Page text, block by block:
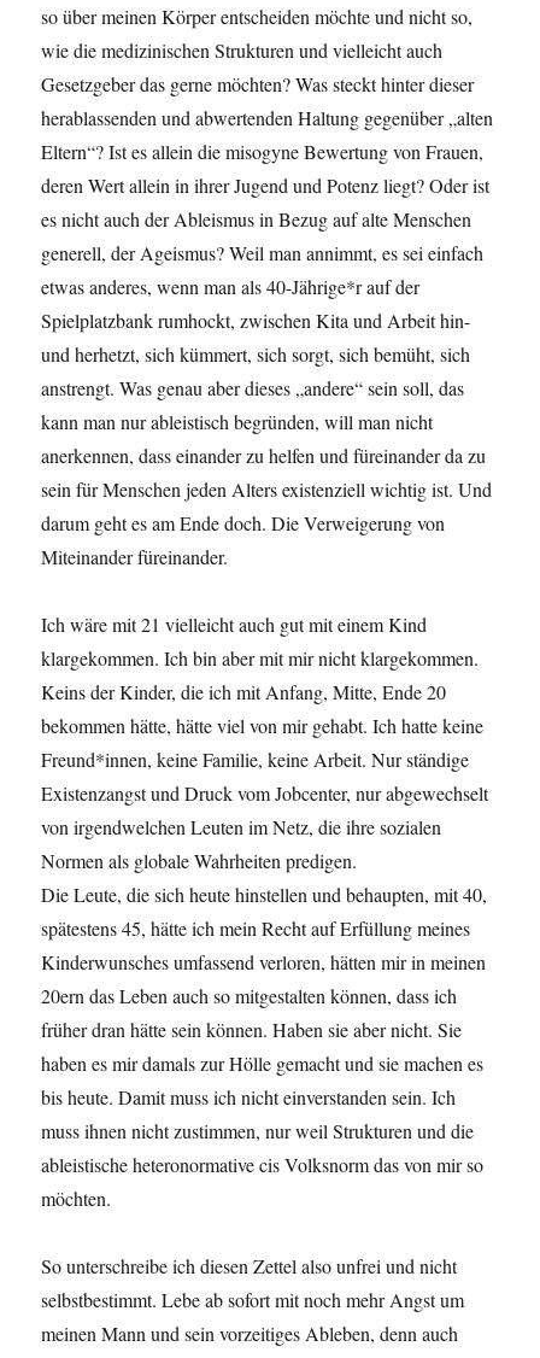
so über meinen Körper entscheiden möchte und nicht so,
wie die medizinischen Strukturen und vielleicht auch
Gesetzgeber das gerne möchten? Was steckt hinter dieser
herablassenden und abwertenden Haltung gegenüber „alten
Eltern“? Ist es allein die misogyne Bewertung von Frauen,
deren Wert allein in ihrer Jugend und Potenz liegt? Oder ist
es nicht auch der Ableismus in Bezug auf alte Menschen
generell, der Ageismus? Weil man annimmt, es sei einfach
etwas anderes, wenn man als 40-Jährige*r auf der
Spielplatzbank rumhockt, zwischen Kita und Arbeit hin-
und herhetzt, sich kümmert, sich sorgt, sich bemüht, sich
anstrengt. Was genau aber dieses „andere“ sein soll, das
kann man nur ableistisch begründen, will man nicht
anerkennen, dass einander zu helfen und füreinander da zu
sein für Menschen jeden Alters existenziell wichtig ist. Und
darum geht es am Ende doch. Die Verweigerung von
Miteinander füreinander.
Ich wäre mit 21 vielleicht auch gut mit einem Kind
klargekommen. Ich bin aber mit mir nicht klargekommen.
Keins der Kinder, die ich mit Anfang, Mitte, Ende 20
bekommen hätte, hätte viel von mir gehabt. Ich hatte keine
Freund*innen, keine Familie, keine Arbeit. Nur ständige
Existenzangst und Druck vom Jobcenter, nur abgewechselt
von irgendwelchen Leuten im Netz, die ihre sozialen
Normen als globale Wahrheiten predigen.
Die Leute, die sich heute hinstellen und behaupten, mit 40,
spätestens 45, hätte ich mein Recht auf Erfüllung meines
Kinderwunsches umfassend verloren, hätten mir in meinen
20ern das Leben auch so mitgestalten können, dass ich
früher dran hätte sein können. Haben sie aber nicht. Sie
haben es mir damals zur Hölle gemacht und sie machen es
bis heute. Damit muss ich nicht einverstanden sein. Ich
muss ihnen nicht zustimmen, nur weil Strukturen und die
ableistische heteronormative cis Volksnorm das von mir so
möchten.
So unterschreibe ich diesen Zettel also unfrei und nicht
selbstbestimmt. Lebe ab sofort mit noch mehr Angst um
meinen Mann und sein vorzeitiges Ableben, denn auch